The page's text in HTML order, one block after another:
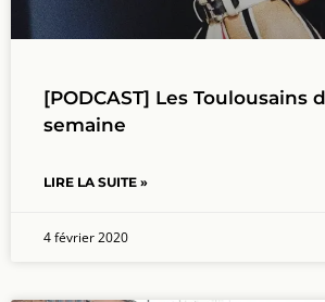
[PODCAST] Les Toulousains
semaine
LIRE LA SUITE »
4 février 2020